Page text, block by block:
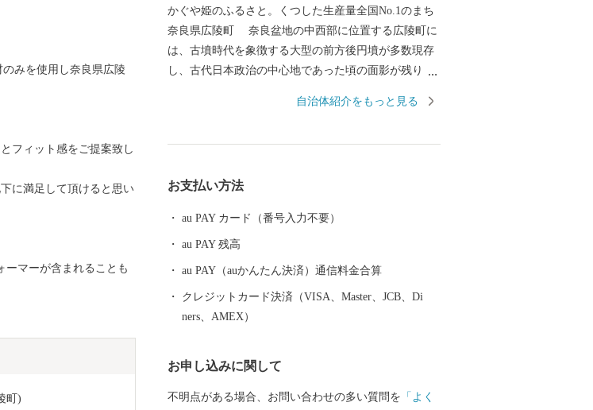
みを使用し奈良県広陵
フィット感をご提案致し
に満足して頂けると思い
ーマーが含まれることも
町)
かぐや姫のふるさと。くつした生産量全国No.1のまち
奈良県広陵町 奈良盆地の中西部に位置する広陵町に
は、古墳時代を象徴する大型の前方後円墳が多数現存
し、古代日本政治の中心地であった頃の面影が残りま
となった讃岐氏に所縁の神社が今に残る"かぐや姫のふ
で30kmという好立地を生かした農業にも力を入れてお
り、生で食べられるみずみずしいサラダナスや高級い
陵町は住民1人あたりの都市公園面積が約17平方メート
ルと全国平均（12平方メートル）大きく上回る公園の
多い町でもあります。町の西部には、奈良県内第2位の
の中心地となっています。
自治体紹介をもっと見る
お支払い方法
au PAY カード（番号入力不要）
au PAY 残高
au PAY（auかんたん決済）通信料金合算
クレジットカード決済（VISA、Master、JCB、Di
ners、AMEX）
お申し込みに関して
不明点がある場合、お問い合わせの多い質問を 「よく